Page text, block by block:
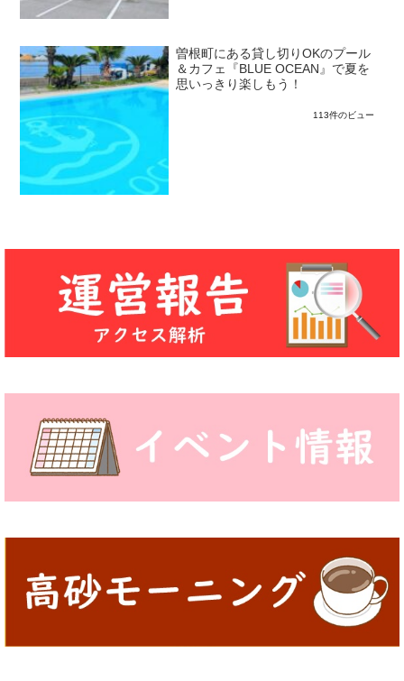
曽根町にある貸し切りOKのプール
＆カフェ『BLUE OCEAN』で夏を
思いっきり楽しもう！
113件のビュー